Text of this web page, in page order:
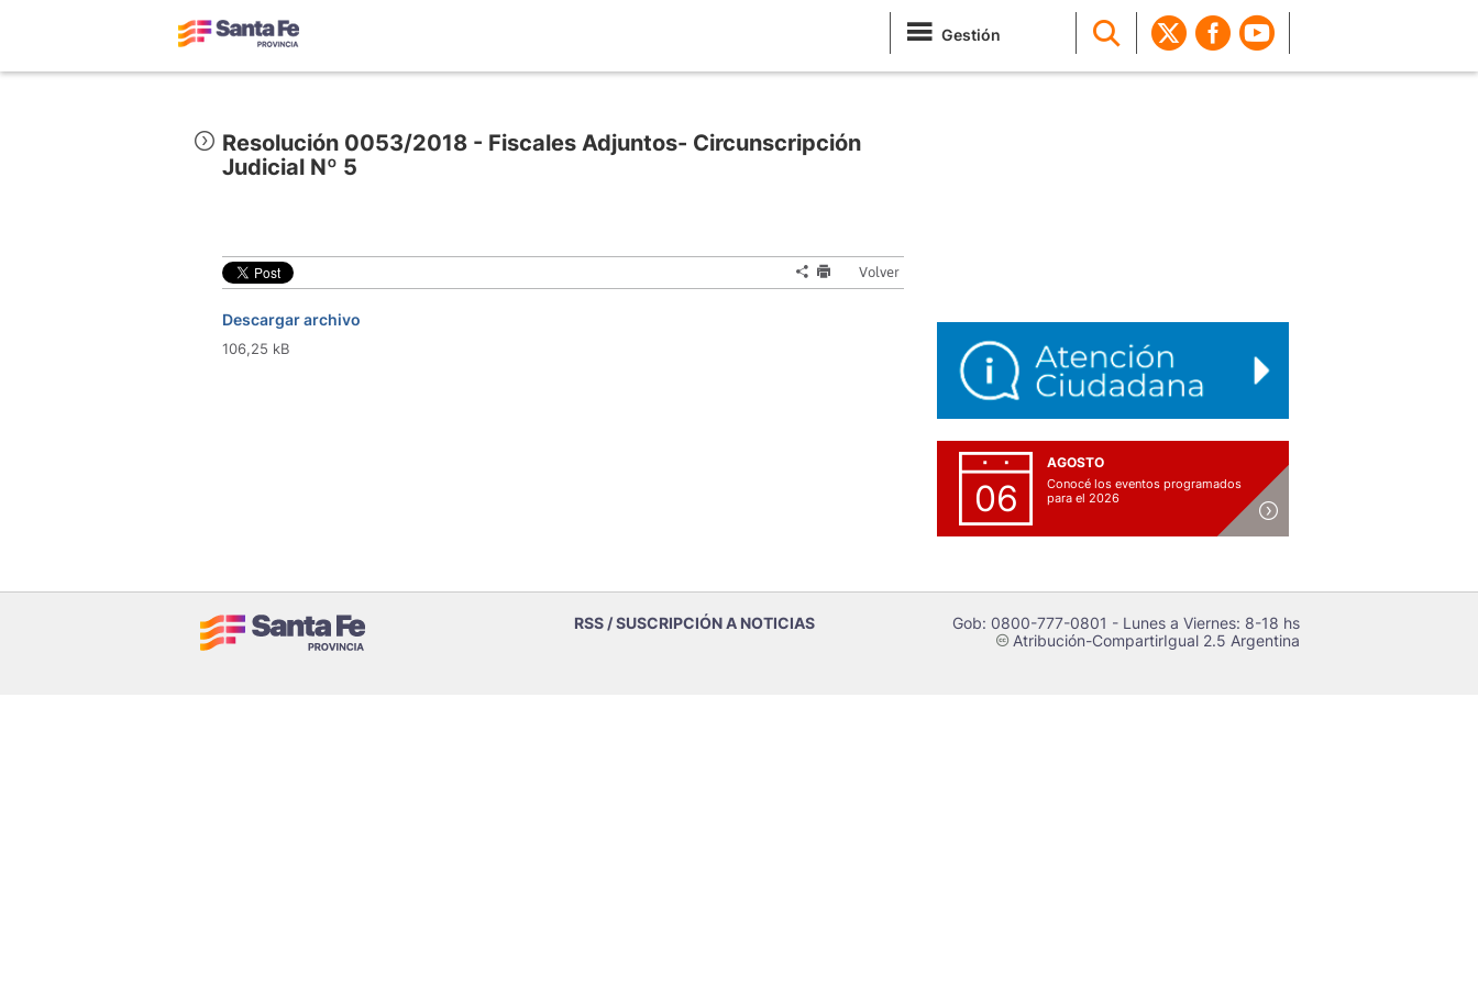
Gestión
Resolución 0053/2018 - Fiscales Adjuntos- Circunscripción
Judicial Nº 5
Volver
Descargar archivo
106,25 kB
06
AGOSTO
Conocé los eventos programados
para el 2026
RSS / SUSCRIPCIÓN A NOTICIAS Gob: 0800-777-0801 - Lunes a Viernes: 8-18 hs
cAtribución-CompartirIgual 2.5 Argentina